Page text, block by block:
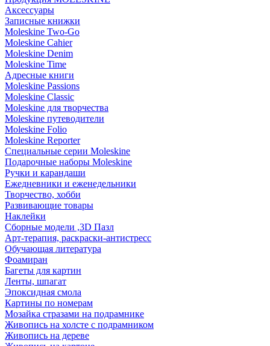
Аксессуары
Записные книжки
Moleskine Two-Go
Moleskine Cahier
Moleskine Denim
Moleskine Time
Адресные книги
Moleskine Passions
Moleskine Classic
Moleskine для творчества
Moleskine путеводители
Moleskine Folio
Moleskine Reporter
Специальные серии Moleskine
Подарочные наборы Moleskine
Ручки и карандаши
Ежедневники и еженедельники
Творчество, хобби
Развивающие товары
Наклейки
Сборные модели ,3D Пазл
Арт-терапия, раскраски-антистресс
Обучающая литература
Фоамиран
Багеты для картин
Ленты, шпагат
Эпоксидная смола
Картины по номерам
Мозайка стразами на подрамнике
Живопись на холсте с подрамником
Живопись на дереве